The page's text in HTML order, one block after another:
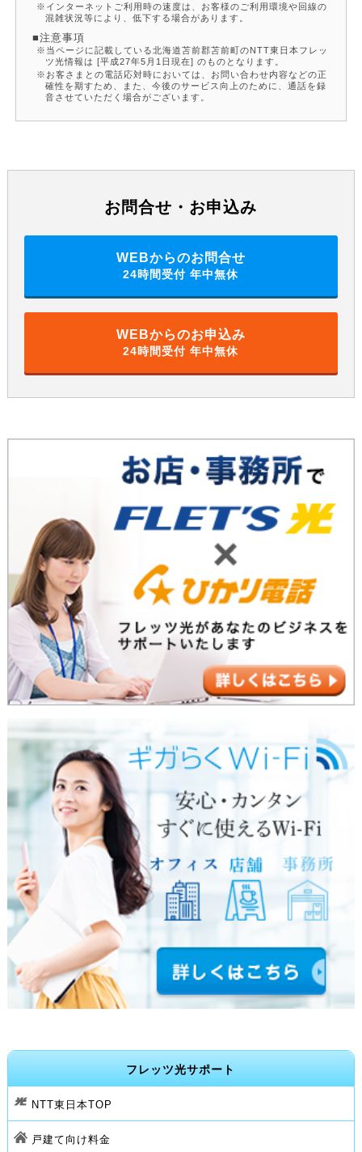
インターネットご利用時の速度は、お客様のご利用環境や回線の
混雑状況等により、低下する場合があります。
注意事項
当ページに記載している北海道苫前郡苫前町のNTT東日本フレッ
ツ光情報は [平成27年5月1日現在] のものとなります。
お客さまとの電話応対時においては、お問い合わせ内容などの正
確性を期すため、また、今後のサービス向上のために、通話を録
音させていただく場合がございます。
お問合せ・お申込み
WEBからのお問合せ
24時間受付 年中無休
WEBからのお申込み
24時間受付 年中無休
フレッツ光サポート
NTT東日本TOP
戸建て向け料金